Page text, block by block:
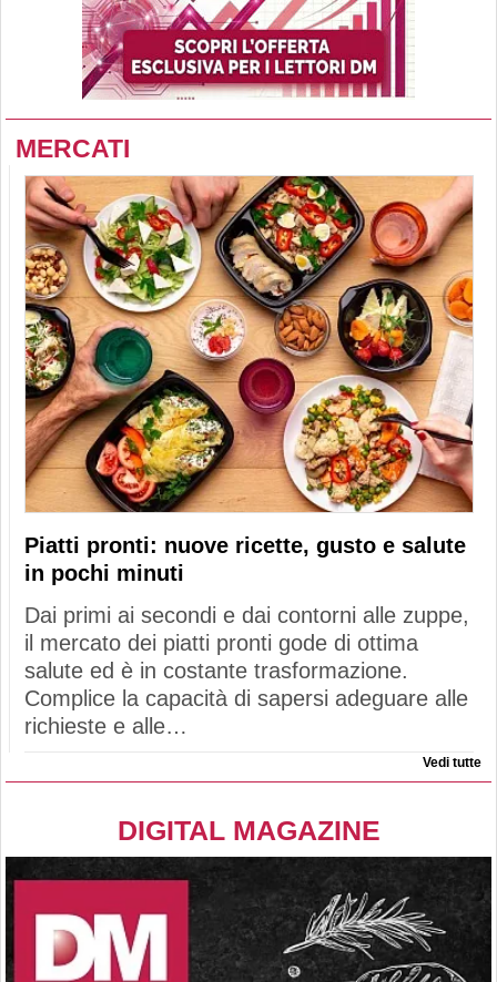
MERCATI
Piatti pronti: nuove ricette, gusto e salute
in pochi minuti
Dai primi ai secondi e dai contorni alle zuppe,
il mercato dei piatti pronti gode di ottima
salute ed è in costante trasformazione.
Complice la capacità di sapersi adeguare alle
richieste e alle…
Vedi tutte
DIGITAL MAGAZINE